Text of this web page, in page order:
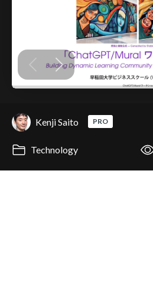
Kenji Saito PRO
Technology